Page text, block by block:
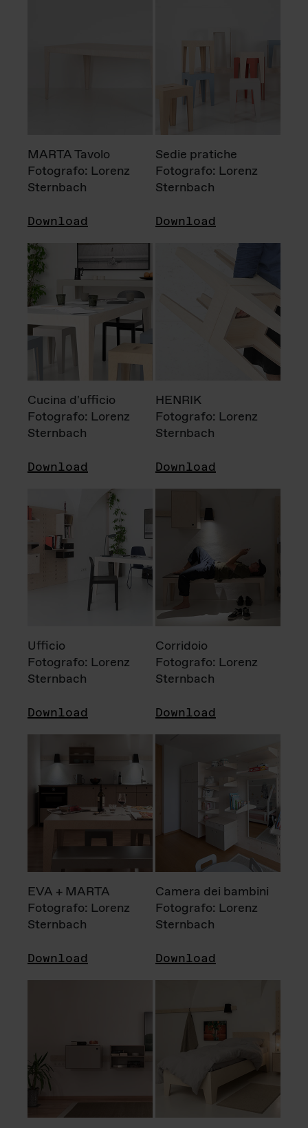
MARTA Tavolo
Fotografo: Lorenz
Sternbach
Download
Sedie pratiche
Fotografo: Lorenz
Sternbach
Download
Cucina d'ufficio
Fotografo: Lorenz
Sternbach
Download
HENRIK
Fotografo: Lorenz
Sternbach
Download
Ufficio
Fotografo: Lorenz
Sternbach
Download
Corridoio
Fotografo: Lorenz
Sternbach
Download
EVA + MARTA
Fotografo: Lorenz
Sternbach
Download
Camera dei bambini
Fotografo: Lorenz
Sternbach
Download